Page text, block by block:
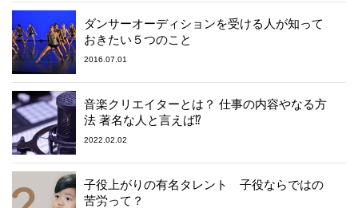
ダンサーオーディションを受ける人が知って
おきたい５つのこと
2016.07.01
音楽クリエイターとは？ 仕事の内容やなる方
法 著名な人と言えば⁉︎
2022.02.02
子役上がりの有名タレント 子役ならではの
苦労って？